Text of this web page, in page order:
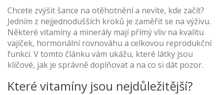
Chcete zvýšit šance na otěhotnění a nevíte, kde začít?
Jedním z nejjednodušších kroků je zaměřit se na výživu.
Některé vitamíny a minerály mají přímý vliv na kvalitu
vajíček, hormonální rovnováhu a celkovou reprodukční
funkci. V tomto článku vám ukážu, které látky jsou
klíčové, jak je správně doplňovat a na co si dát pozor.
Které vitamíny jsou nejdůležitější?